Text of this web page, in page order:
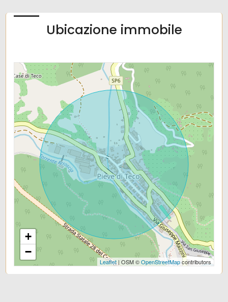
Ubicazione immobile
+
−
Leaflet| OSM ©OpenStreetMapcontributors